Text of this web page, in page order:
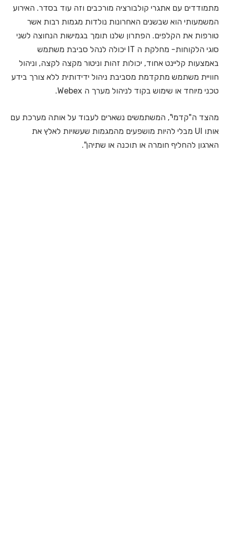
מתמודדים עם אתגרי קולבורציה מורכבים וזה עוד בסדר. האירוע
המשמעותי הוא שבשנים האחרונות נולדות מגמות רבות אשר
טורפות את הקלפים. הפתרון שלנו תומך בגמישות הנחוצה לשני
סוגי הלקוחות- מחלקת ה IT יכולה לנהל סביבת משתמש
באמצעות קליינט אחוד, יכולות זהות וניטור מקצה לקצה, וניהול
חוויית משתמש מתקדמת מסביבת ניהול ידידותית ללא צורך בידע
טכני מיוחד או שימוש בקוד לניהול מערך ה Webex.
מהצד ה"קדמי", המשתמשים נשארים לעבוד על אותה מערכת עם
אותו UI מבלי להיות מושפעים מהמגמות שעשויות לאלץ את
הארגון להחליף חומרה או תוכנה או שתיהן".